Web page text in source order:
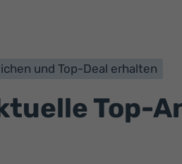
und Top-Deal erhalten
Top-